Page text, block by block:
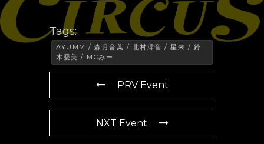
Tags:
AYUMM / 森月音葉 / 北村澪音 / 星来 / 鈴
木愛美 / MCみー
PRV Event
NXT Event